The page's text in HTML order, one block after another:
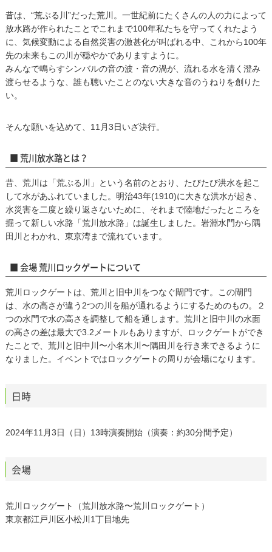
昔は、“荒ぶる川”だった荒川。一世紀前にたくさんの人の力によって
放水路が作られたことでこれまで100年私たちを守ってくれたよう
に、気候変動による自然災害の激甚化が叫ばれる中、これから100年
先の未来もこの川が穏やかでありますように。
みんなで鳴らすシンバルの音の波・音の渦が、流れる水を清く澄み
渡らせるような、誰も聴いたことのない大きな音のうねりを創りた
い。
そんな願いを込めて、11月3日いざ決行。
■ 荒川放水路とは？
昔、荒川は「荒ぶる川」という名前のとおり、たびたび洪水を起こ
して水があふれていました。明治43年(1910)に大きな洪水が起き、
水災害を二度と繰り返さないために、それまで陸地だったところを
掘って新しい水路「荒川放水路」は誕生しました。岩淵水門から隅
田川とわかれ、東京湾まで流れています。
■ 会場 荒川ロックゲートについて
荒川ロックゲートは、荒川と旧中川をつなぐ閘門です。この閘門
は、水の高さが違う2つの川を船が通れるようにするためのもの。２
つの水門で水の高さを調整して船を通します。荒川と旧中川の水面
の高さの差は最大で3.2メートルもありますが、ロックゲートができ
たことで、荒川と旧中川〜小名木川〜隅田川を行き来できるように
なりました。イベントではロックゲートの周りが会場になります。
日時
2024年11月3日（日）13時演奏開始（演奏：約30分間予定）
会場
荒川ロックゲート（荒川放水路〜荒川ロックゲート）
東京都江戸川区小松川1丁目地先